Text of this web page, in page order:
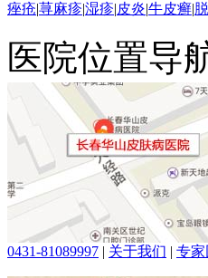
痤疮|荨麻疹|湿疹|皮炎|牛皮癣|
医院位置导
0431-81089997 | 关于我们 | 专家